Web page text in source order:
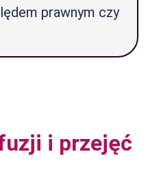
prawnym czy
i przejęć